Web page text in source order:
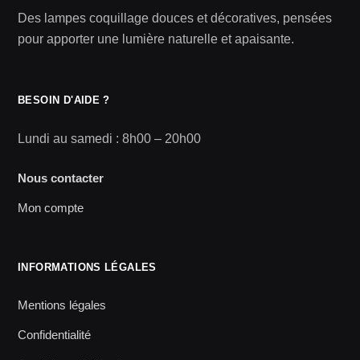
Des lampes coquillage douces et décoratives, pensées
pour apporter une lumière naturelle et apaisante.
BESOIN D'AIDE ?
Lundi au samedi : 8h00 – 20h00
Nous contacter
Mon compte
INFORMATIONS LÉGALES
Mentions légales
Confidentialité